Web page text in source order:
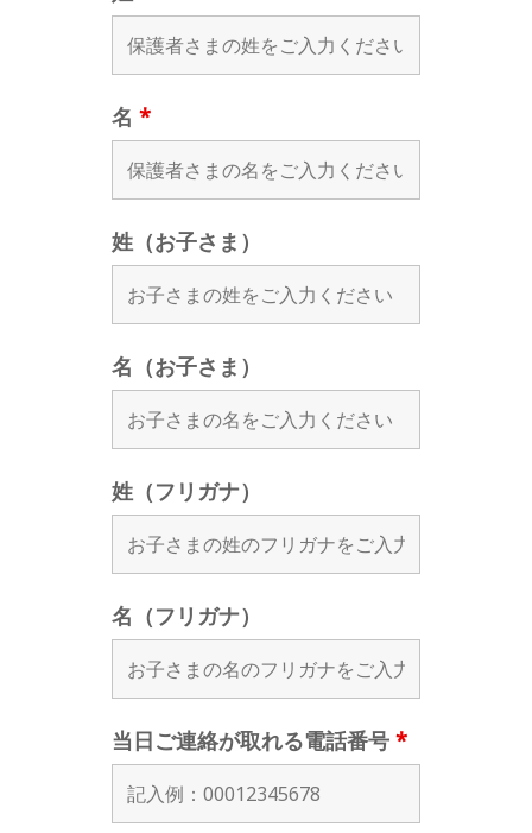
名 *
姓（お子さま）
名（お子さま）
姓（フリガナ）
名（フリガナ）
当日ご連絡が取れる電話番号 *